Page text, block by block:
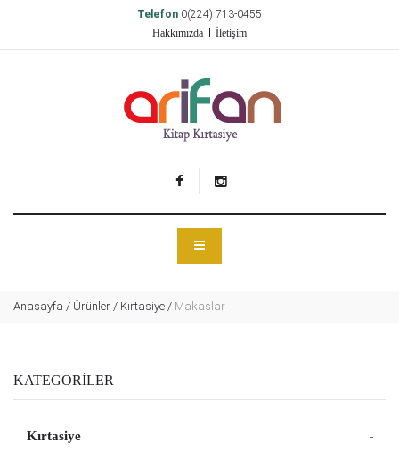
Telefon 0(224) 713-0455
Hakkımızda
İletişim
Anasayfa / Ürünler / Kırtasiye / Makaslar
KATEGORİLER
Kırtasiye